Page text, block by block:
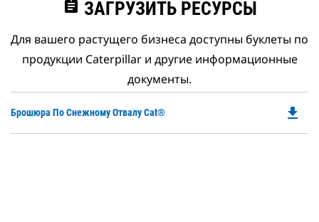
assignment ЗАГРУЗИТЬ РЕСУРСЫ
Для вашего растущего бизнеса доступны буклеты по
продукции Caterpillar и другие информационные
документы.
Брошюра По Снежному Отвалу Cat® file_download